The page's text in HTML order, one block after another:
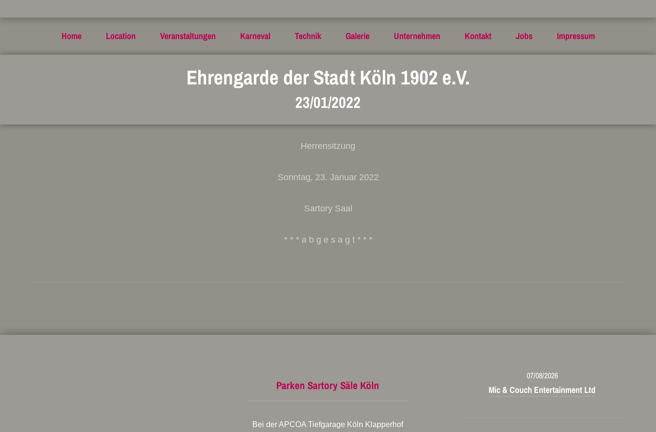
Home Location Veranstaltungen Karneval Technik Galerie Unternehmen Kontakt Jobs Impressum
Ehrengarde der Stadt Köln 1902 e.V.
23/01/2022
Herrensitzung
Sonntag, 23. Januar 2022
Sartory Saal
* * * a b g e s a g t * * *
Parken Sartory Säle Köln
Bei der APCOA Tiefgarage Köln Klapperhof
07/08/2026
Mic & Couch Entertainment Ltd